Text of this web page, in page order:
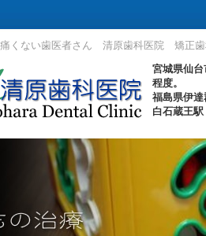
痛くない歯医者さん 清原歯科医院 矯
宮城県仙
程度。
福島県伊
白石蔵王